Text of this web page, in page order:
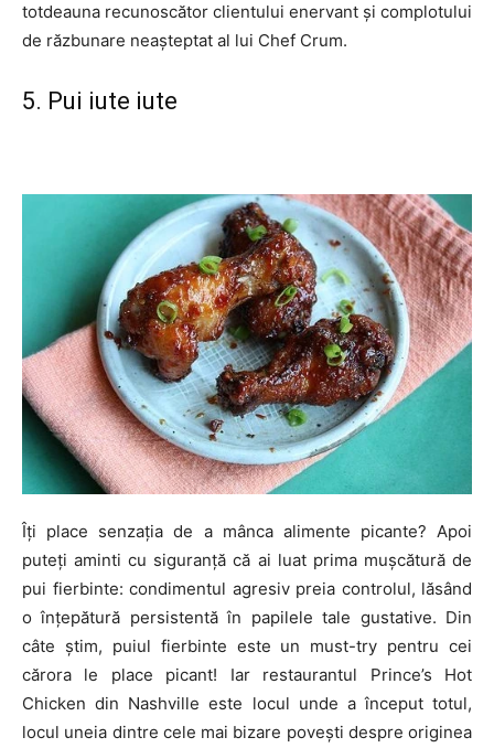
totdeauna recunoscător clientului enervant și complotului
de răzbunare neașteptat al lui Chef Crum.
5. Pui iute iute
Îți place senzația de a mânca alimente picante? Apoi
puteți aminti cu siguranță că ai luat prima mușcătură de
pui fierbinte: condimentul agresiv preia controlul, lăsând
o înțepătură persistentă în papilele tale gustative. Din
câte știm, puiul fierbinte este un must-try pentru cei
cărora le place picant! Iar restaurantul Prince’s Hot
Chicken din Nashville este locul unde a început totul,
locul uneia dintre cele mai bizare povești despre originea